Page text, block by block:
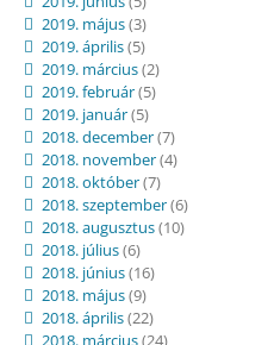
2019. május(3)
2019. április(5)
2019. március(2)
2019. február(5)
2019. január(5)
2018. december(7)
2018. november(4)
2018. október(7)
2018. szeptember(6)
2018. augusztus(10)
2018. július(6)
2018. június(16)
2018. május(9)
2018. április(22)
2018. március(24)